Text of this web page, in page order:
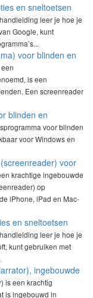
en sneltoetsen
leer je hoe je
Google, kunt
voor blinden en
is een
Een screenreader
blinden en
voor blinden
voor Windows en
voor
krachtige ingebouwde
op
iPhone, iPad en Mac-
en sneltoetsen
leer je hoe je
kunt gebruiken met
ingebouwde
is een krachtig
is ingebouwd in